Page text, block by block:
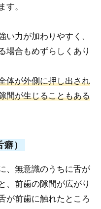
す。
い力が加わりやすく、
場合もめずらしくあり
体が外側に押し出され
間が生じることもある
）
、無意識のうちに舌が
、前歯の隙間が広がり
が前歯に触れたところ